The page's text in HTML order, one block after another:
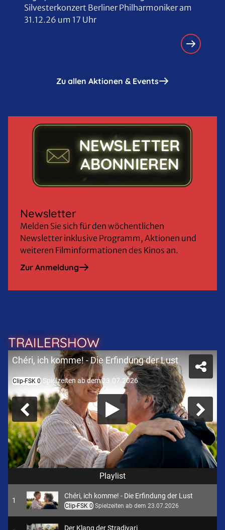
Silvesterkonzert Berliner Philharmoniker am
31.12.26 um 17 Uhr
Zu allen Aktionen & Events
Newsletter
Melden Sie sich für den wöchentlichen
Newsletter inklusive Programm, Aktionen und
weiteren Filminformationen des Kinos an.
Zur Anmeldung
TRAILERSHOW
Chéri, ich komme! - Die Erfindung der Lust
Clip-FSK 0 Spielzeiten ab dem 23.07.2026
Playlist
1
Chéri, ich komme! - Die Erfindung der Lust
Clip-FSK 0 Spielzeiten ab dem 23.07.2026
Der Klang der Stradivari